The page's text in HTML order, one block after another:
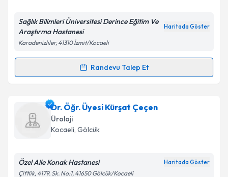
Kişisel verilerimin işlenmesine ilişkinAydınlatma
'ni okudum ve kişisel verilerimin belirtilen
kapsamda işlenmesini kabul ediyorum.
Takvim Talebini Gönder
Sağlık Bilimleri Üniversitesi Derince Eğitim Ve
Araştırma Hastanesi
Haritada Göster
Karadenizliler, 41310 İzmit/Kocaeli
Randevu Talep Et
Randevu Takvimi Talebi
Dr. Ramazan Kocaaslaniçin randevu takvimi talebi
oluşturun. Size bu uzmandan randevu almanız için bir
takvim hazırlandığında e-posta ile bilgilendireceğiz.
Dr. Öğr. Üyesi Kürşat Çeçen
Üroloji
Kocaeli, Gölcük
Özel Aile Konak Hastanesi Haritada Göster
Çiftlik, 4179. Sk. No:1, 41650 Gölcük/Kocaeli